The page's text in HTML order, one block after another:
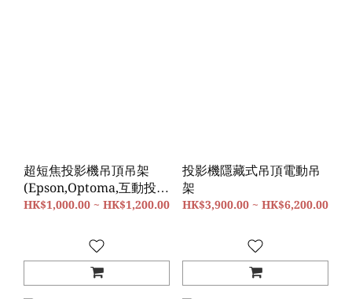
超短焦投影機吊頂吊架
(Epson,Optoma,互動投影
機適用）
HK$1,000.00 ~ HK$1,200.00
投影機隱藏式吊頂電動吊
架
HK$3,900.00 ~ HK$6,200.00